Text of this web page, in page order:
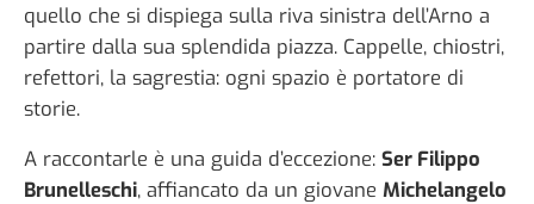
quello che si dispiega sulla riva sinistra dell’Arno a
partire dalla sua splendida piazza. Cappelle, chiostri,
refettori, la sagrestia: ogni spazio è portatore di
storie.
A raccontarle è una guida d’eccezione: Ser Filippo
Brunelleschi, affiancato da un giovane Michelangelo